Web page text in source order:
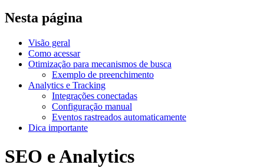
Nesta página
Visão geral
Como acessar
Otimização para mecanismos de busca
Exemplo de preenchimento
Analytics e Tracking
Integrações conectadas
Configuração manual
Eventos rastreados automaticamente
Dica importante
SEO e Analytics